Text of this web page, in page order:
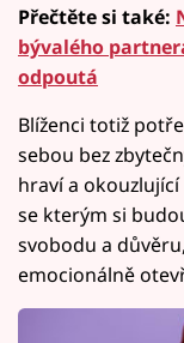
Přečtěte si také:
bývalého
odpoutá
Blíženci totiž
sebou bez
hraví a
se kterým si
svobodu a
emocionálně